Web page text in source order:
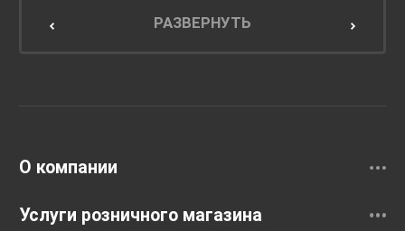
Мебель для кухниРАЗВЕРНУТЬ
О компании
Услуги розничного магазина